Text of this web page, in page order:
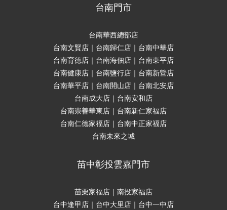
台南門市
台南華西總部店
台南文賢店｜台南歸仁店｜台南中華店
台南育德店｜台南海佃店｜台南東平店
台南健康店｜台南鹽行店｜台南新營店
台南華平店｜台南開山店｜台南北安店
台南成大店｜台南安和店
台南崇善華東店｜台南新仁家福店
台南仁德家福店｜台南中正家福店
台南未來之城
苗中彰投雲嘉門市
苗栗家福店｜南投家福店
台中逢甲店｜台中大里店｜台中一中店